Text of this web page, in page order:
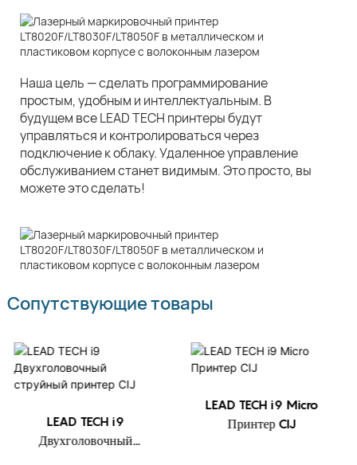
Наша цель — сделать программирование
простым, удобным и интеллектуальным. В
будущем все LEAD TECH принтеры будут
управляться и контролироваться через
подключение к облаку. Удаленное управление
обслуживанием станет видимым. Это просто, вы
можете это сделать!
Сопутствующие товары
Принтер CIJ
LEAD TECH i9HRS